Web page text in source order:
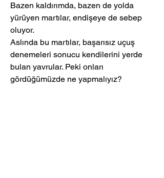
Bazen kaldırımda, bazen de yolda
yürüyen martılar, endişeye de sebep
oluyor.
Aslında bu martılar, başarısız uçuş
denemeleri sonucu kendilerini yerde
bulan yavrular. Peki onları
gördüğümüzde ne yapmalıyız?